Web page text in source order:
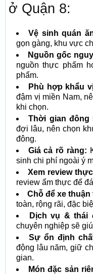
ở Quận 8:
Vệ sinh quán
gọn gàng, khu vực
Nguồn gốc
nguồn thực phẩm
phẩm.
Phù hợp khẩu
đậm vị miền Nam,
khi chọn.
Thời gian đông
đợi lâu, nên chọn
đông.
Giá cả rõ ràng:
sinh chi phí ngoài ý
Xem review
review ẩm thực để
Chỗ để xe thuận
toàn, rộng rãi, đặc
Dịch vụ & thái
chuyên nghiệp sẽ
Sự ổn định
động lâu năm, giữ
gian.
Món đặc sản